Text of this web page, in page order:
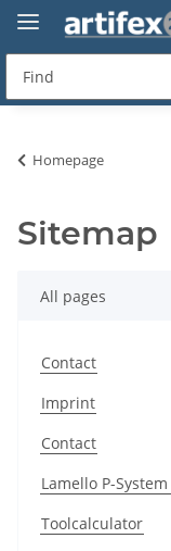
Homepage
Sitemap
All pages
Contact
Imprint
Contact
Lamello P-
Toolcalculator